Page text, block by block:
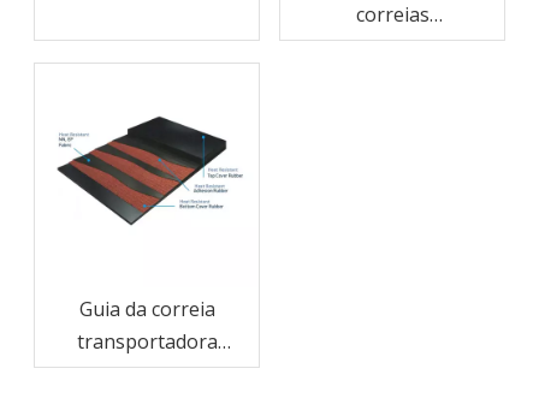
aparece na Shanghai
correias
transportadoras de
Guia da correia
transportadora
resistente ao calor: o